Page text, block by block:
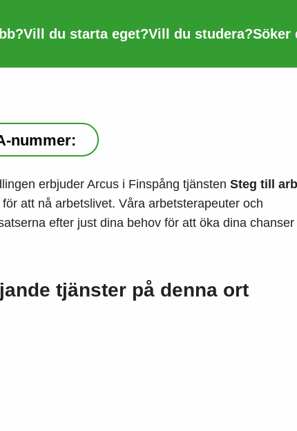
Vill du starta eget?Vill du studera?Söker
nummer:
erbjuder Arcus i Finspång tjänsten Steg till
att nå arbetslivet. Våra arbetsterapeuter och
efter just dina behov för att öka dina chanser
tjänster på denna ort